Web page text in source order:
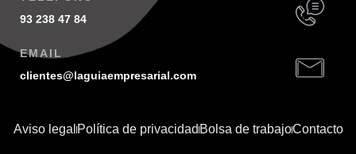
93 238 47 84
EMAIL
clientes@laguiaempresarial.com
Aviso legal Política de privacidadBolsa de trabajoContacto